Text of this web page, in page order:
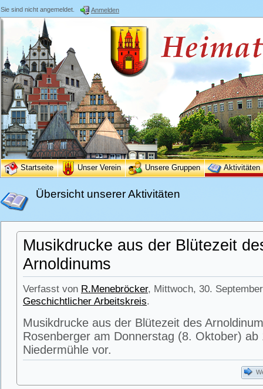
Sie sind nicht angemeldet. Anmelden
Startseite Unser Verein Unsere Gruppen Aktivitäten
Übersicht unserer Aktivitäten
Musikdrucke aus der Blütezeit
Arnoldinums
Verfasst von R.Menebröcker, Mittwoch, 30.
Geschichtlicher Arbeitskreis.
Musikdrucke aus der Blütezeit des
Rosenberger am Donnerstag (8. Oktober) ab
Niedermühle vor.